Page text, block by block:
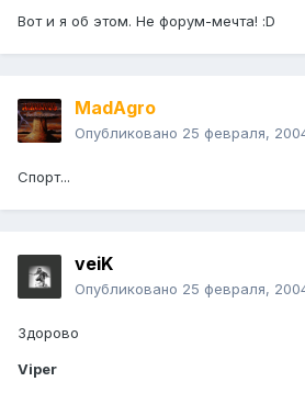
Вот и я об этом. Не форум-мечта! :D
MadAgro
Опубликовано 25 февраля,
Спорт...
veiK
Опубликовано 25 февраля,
Здорово
Viper